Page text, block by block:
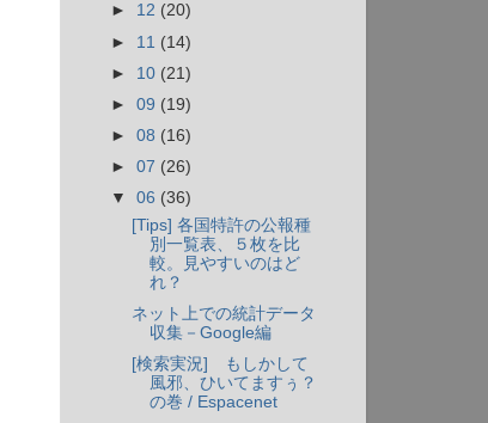
► 12 (20)
► 11 (14)
► 10 (21)
►09 (19)
►08 (16)
►07 (26)
▼06 (36)
[Tips] 各国特許の公報種
別一覧表、５枚を比
較。見やすいのはど
れ？
ネット上での統計データ
収集－Google編
[検索実況] もしかして
風邪、ひいてますぅ？
の巻 / Espacenet